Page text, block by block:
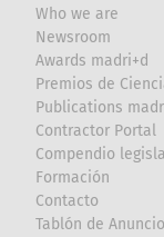
Who we are
Newsroom
Awards madri+d
Premios de
Publications
Contractor Portal
Compendio
Formación
Contacto
Tablón de